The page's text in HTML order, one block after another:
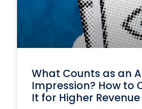
What Counts as an
Impression? How to
It for Higher Revenue